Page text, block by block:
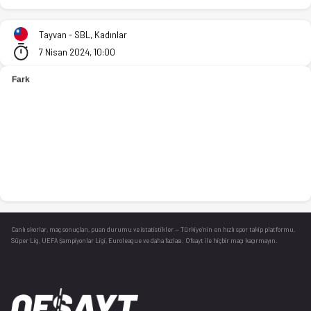
Cathay Life (K) - Taiyuan (K) 86-57 bitti. İstatistikler, puan
Tayvan - SBL, Kadınlar
7 Nisan 2024, 10:00
Canlı skorlar , maç sonuçları, puan durumu ve istatistikler — Türkiye’nin en hızlı spor takip platformu.
Süper Lig, UEFA Şampiyonlar Ligi, Euroleague ve daha fazlası. Ofsayt ile hiçbir maçı kaçırmayın.